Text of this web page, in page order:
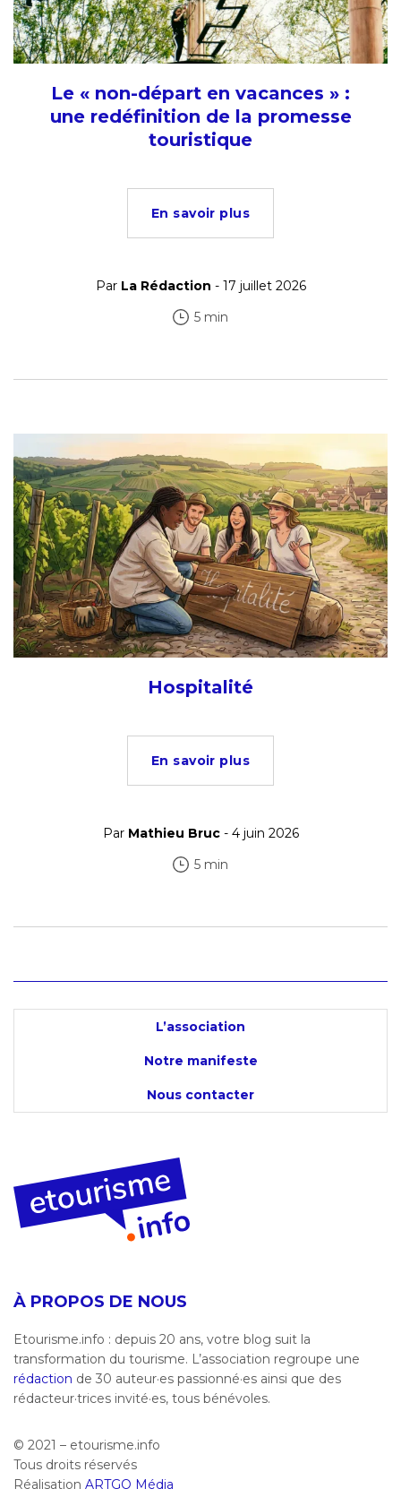
Le « non-départ en vacances » :
une redéfinition de la promesse
touristique
En savoir plus
Par La Rédaction - 17 juillet 2026
5 min
Hospitalité
En savoir plus
Par Mathieu Bruc- 4 juin 2026
5 min
L’association
Notre manifeste
Nous contacter
À PROPOS DE NOUS
Etourisme.info : depuis 20 ans, votre blog suit la
transformation du tourisme. L’association regroupe une
rédaction de 30 auteur·es passionné·es ainsi que des
rédacteur·trices invité·es, tous bénévoles.
© 2021 – etourisme.info
Tous droits réservés
Réalisation ARTGO Média